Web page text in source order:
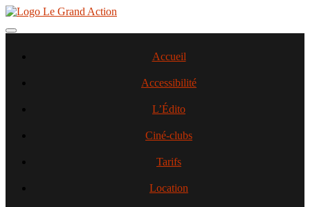
Aller
contenu
Toggle navigation
Accueil
Accessibilité
L’Édito
Ciné-clubs
Tarifs
Location